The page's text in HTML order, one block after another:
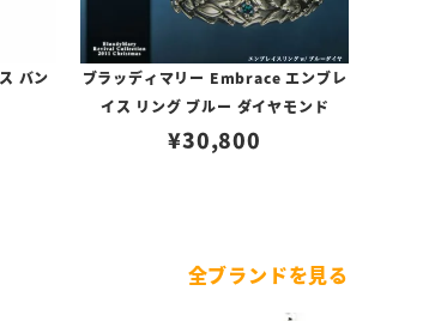
バン
ブラッディマリー Embrace エンブレ
イス リング ブルー ダイヤモンド
¥30,800
全ブランドを見る